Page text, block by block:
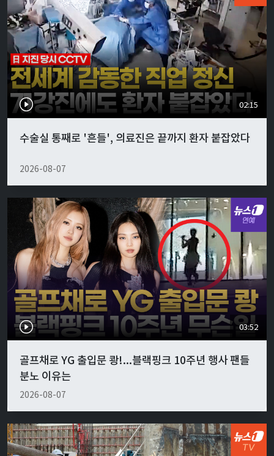
02:15
수술실 통째로 '흔들', 의료진은 끝까지 환자 붙잡았다
2026-08-07
03:52
골프채로 YG 출입문 쾅!...블랙핑크 10주년 행사 팬들
분노 이유는
2026-08-07